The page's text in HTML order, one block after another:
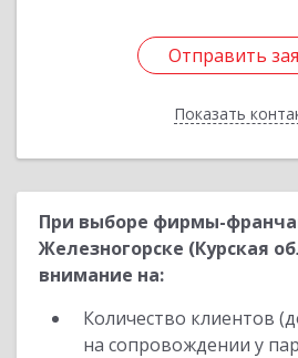
Отправить
Показать
Отправить
Назад
При выборе фирмы-
Железногорске (Курская
внимание на:
Количество клиентов
на сопровождении у